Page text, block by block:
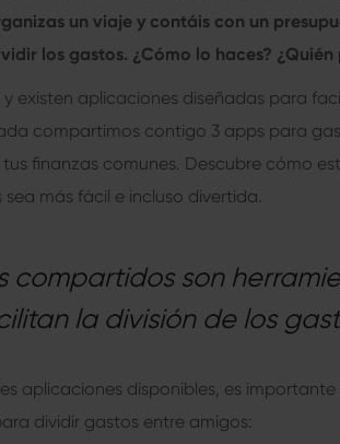
un viaje y contáis con un
los gastos. ¿Cómo lo haces? ¿Quién
y existen aplicaciones diseñadas para
compartimos contigo 3 apps para
finanzas comunes. Descubre cómo
más fácil e incluso divertida.
compartidos son
la división de los
aplicaciones disponibles, es
dividir gastos entre amigos: